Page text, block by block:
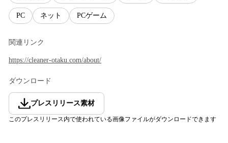
PC ネット PCゲーム
関連リンク
https://cleaner-otaku.com/about/
ダウンロード
プレスリリース素材
このプレスリリース内で使われている画像ファイルがダウンロードできます